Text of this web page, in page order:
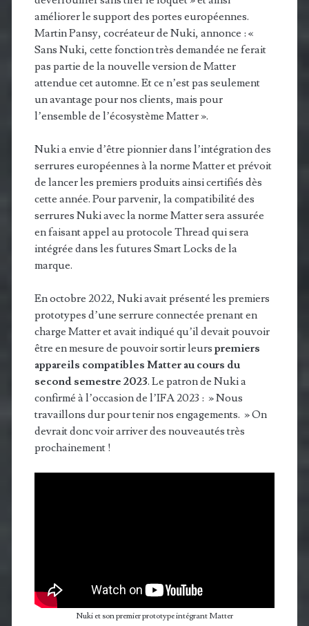
améliorer le support des portes européennes.
Martin Pansy, cocréateur de Nuki, annonce : «
Sans Nuki, cette fonction très demandée ne ferait
pas partie de la nouvelle version de Matter
attendue cet automne. Et ce n’est pas seulement
un avantage pour nos clients, mais pour
l’ensemble de l’écosystème Matter ».
Nuki a envie d’être pionnier dans l’intégration des
serrures européennes à la norme Matter et prévoit
de lancer les premiers produits ainsi certifiés dès
cette année. Pour parvenir, la compatibilité des
serrures Nuki avec la norme Matter sera assurée
en faisant appel au protocole Thread qui sera
intégrée dans les futures Smart Locks de la
marque.
En octobre 2022, Nuki avait présenté les premiers
prototypes d’une serrure connectée prenant en
charge Matter et avait indiqué qu’il devait pouvoir
être en mesure de pouvoir sortir leurs premiers
appareils compatibles Matter au cours du
second semestre 2023. Le patron de Nuki a
confirmé à l’occasion de l’IFA 2023 : » Nous
travaillons dur pour tenir nos engagements. » On
devrait donc voir arriver des nouveautés très
prochainement !
Nuki et son premier prototype intégrant Matter